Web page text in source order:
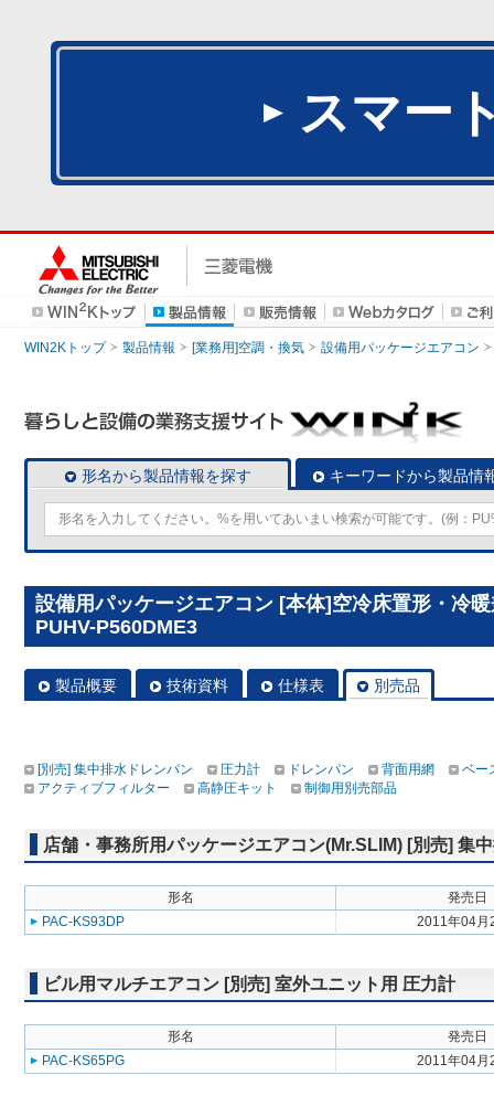
スマー
WIN2Kトップ 製品情報 [業務用]空調・換気 設備用パッケージエアコン
形名から製品情報を探す キーワードから製品情
設備用パッケージエアコン [本体]空冷床置形・冷
PUHV-P560DME3
製品概要 技術資料 仕様表 別売品
[別売] 集中排水ドレンパン 圧力計 ドレンパン 背面用網
ベー
アクティブフィルター
高静圧キット 制御用別売部品
店舗・事務所用パッケージエアコン(Mr.SLIM) [別売] 集
形名
発売日
PAC-KS93DP
2011年04月
ビル用マルチエアコン [別売] 室外ユニット用 圧力計
形名
発売日
PAC-KS65PG
2011年04月